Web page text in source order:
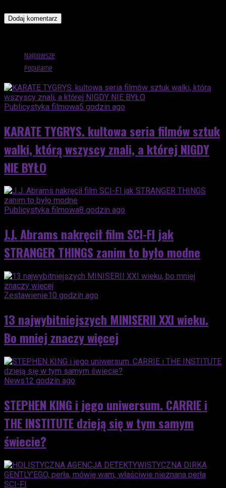
Najnowsze
Popularne
Publicystyka filmowa5 godzin ago
KARATE TYGRYS. kultowa seria filmów sztuk
walki, którą wszyscy znali, a której NIGDY
NIE BYŁO
Publicystyka filmowa8 godzin ago
J.J. Abrams nakręcił film SCI-FI jak
STRANGER THINGS zanim to było modne
Zestawienie10 godzin ago
13 najwybitniejszych MINISERII XXI wieku.
Bo mniej znaczy więcej
News12 godzin ago
STEPHEN KING i jego uniwersum. CARRIE i
THE INSTITUTE dzieją się w tym samym
świecie?